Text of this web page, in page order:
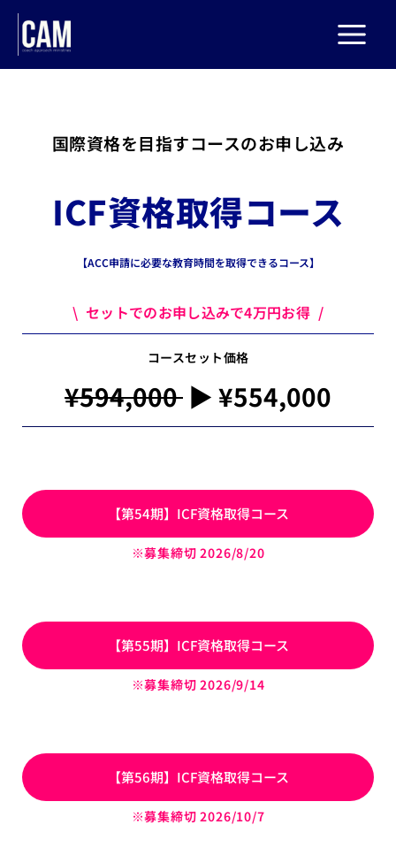
国際資格を目指すコースのお申し込み
ICF資格取得コース
【ACC申請に必要な教育時間を取得できるコース】
\ セットでのお申し込みで4万円お得 /
コースセット価格
¥594,000 ▶︎ ¥554,000
【第54期】ICF資格取得コース
※募集締切 2026/8/20
【第55期】ICF資格取得コース
※募集締切 2026/9/14
【第56期】ICF資格取得コース
※募集締切 2026/10/7